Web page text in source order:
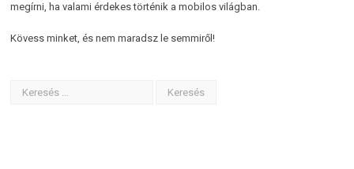
megírni, ha valami érdekes történik a mobilos világban.
Kövess minket, és nem maradsz le semmiről!